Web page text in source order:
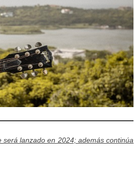
lanzado en 2024; además continúa